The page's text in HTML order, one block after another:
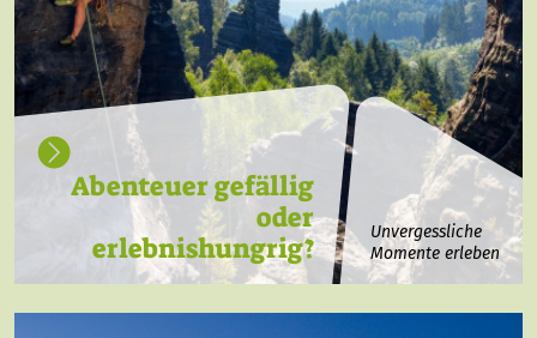
Abenteuer gefällig
oder
erlebnishungrig?
Unvergessliche
Momente erleben